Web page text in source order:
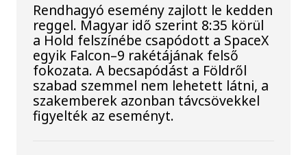
Rendhagyó esemény zajlott le kedden
reggel. Magyar idő szerint 8:35 körül
a Hold felszínébe csapódott a SpaceX
egyik Falcon–9 rakétájának felső
fokozata. A becsapódást a Földről
szabad szemmel nem lehetett látni, a
szakemberek azonban távcsövekkel
figyelték az eseményt.